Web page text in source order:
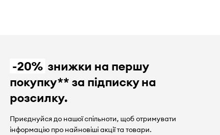
-20% знижки на першу
покупку** за підписку на
розсилку.
Приєднуйся до нашої спільноти, щоб отримувати
інформацію про найновіші акції та товари.